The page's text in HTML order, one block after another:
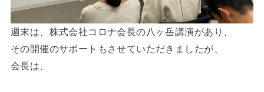
週末は、株式会社コロナ会長の八ヶ岳講演があり、
その開催のサポートもさせていただきましたが、
会長は、